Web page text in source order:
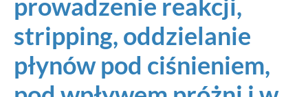
prowadzenie reakcji,
stripping, oddzielanie
płynów pod ciśnieniem,